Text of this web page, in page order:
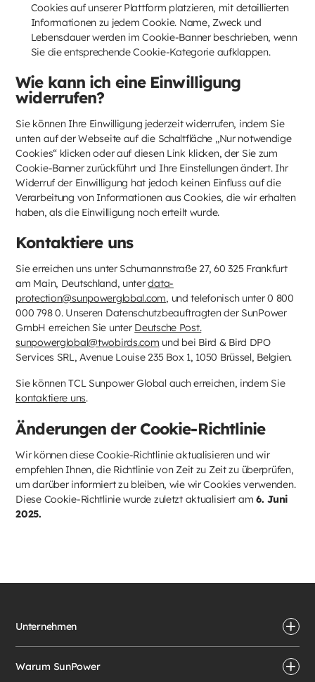
Cookies auf unserer Plattform platzieren, mit detaillierten
Informationen zu jedem Cookie. Name, Zweck und
Lebensdauer werden im Cookie-Banner beschrieben, wenn
Sie die entsprechende Cookie-Kategorie aufklappen.
Wie kann ich eine Einwilligung
widerrufen?
Sie können Ihre Einwilligung jederzeit widerrufen, indem Sie
unten auf der Webseite auf die Schaltfläche „Nur notwendige
Cookies“ klicken oder auf diesen Link klicken, der Sie zum
Cookie-Banner zurückführt und Ihre Einstellungen ändert. Ihr
Widerruf der Einwilligung hat jedoch keinen Einfluss auf die
Verarbeitung von Informationen aus Cookies, die wir erhalten
haben, als die Einwilligung noch erteilt wurde.
Kontaktiere uns
Sie erreichen uns unter Schumannstraße 27, 60 325 Frankfurt
am Main, Deutschland, unterdata-
protection@sunpowerglobal.com, und telefonisch unter 0 800
000 798 0. Unseren Datenschutzbeauftragten der SunPower
GmbH erreichen Sie unter Deutsche Post.
sunpowerglobal@twobirds.com und bei Bird & Bird DPO
Services SRL, Avenue Louise 235 Box 1, 1050 Brüssel, Belgien.
Sie können TCL Sunpower Global auch erreichen, indem Sie
kontaktiere uns.
Änderungen der Cookie-Richtlinie
Wir können diese Cookie-Richtlinie aktualisieren und wir
empfehlen Ihnen, die Richtlinie von Zeit zu Zeit zu überprüfen,
um darüber informiert zu bleiben, wie wir Cookies verwenden.
Diese Cookie-Richtlinie wurde zuletzt aktualisiert am 6. Juni
2025.
Unternehmen
Warum SunPower